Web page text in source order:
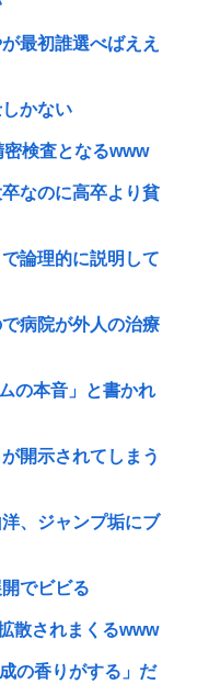
最初誰選べばええ
かない
検査となるwww
なのに高卒より貧
論理的に説明して
病院が外人の治療
の本音」と書かれ
開示されてしまう
、ジャンプ垢にブ
でビビる
散されまくるwww
の香りがする」だ